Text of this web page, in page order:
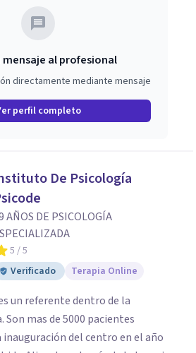
mensaje al profesional
directamente mediante mensaje
perfil completo
De Psicología
AÑOS DE PSICOLOGÍA
5 / 5
Verificado
Terapia Online
un referente dentro de la
Son mas de 5000 pacientes
inauguración del centro en el año